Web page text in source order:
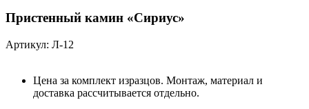
Пристенный камин «Сириус»
Артикул: Л-12
Цена за комплект изразцов. Монтаж, материал и
доставка рассчитывается отдельно.